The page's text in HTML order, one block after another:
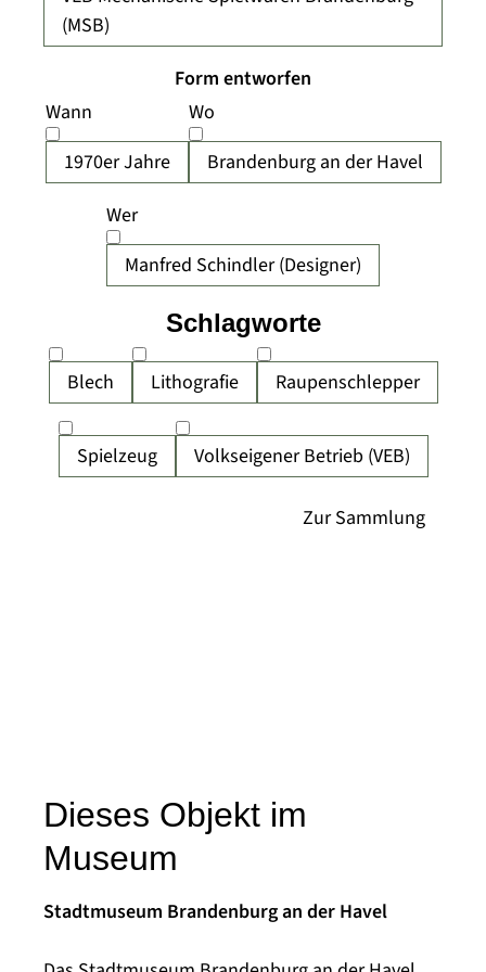
(MSB)
Form entworfen
Wann
1970er Jahre
Wo
Brandenburg an der Havel
Wer
Manfred Schindler (Designer)
Blech Lithografie Raupenschlepper
Spielzeug Volkseigener Betrieb (VEB)
Schlagworte
Dieses Objekt im
Museum
Stadtmuseum Brandenburg an der Havel